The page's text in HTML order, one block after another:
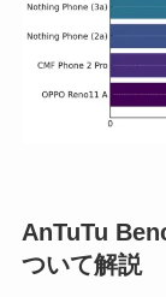
AnTuTu
ついて解説